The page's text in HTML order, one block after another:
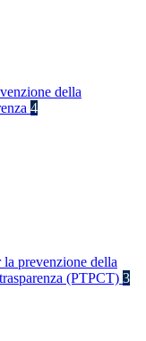
della
4
prevenzione della
(PTPCT) 3